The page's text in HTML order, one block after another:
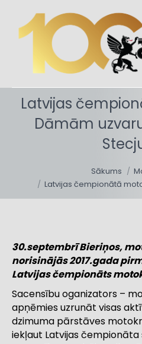
Latvijas
Dāmām
Sākums
Latvijas čempionātā
30.septembrī Bieriņos,
norisinājās 2017.gada
Latvijas čempionāts
Sacensību oganizators –
apņēmies uzrunāt visas
dzimuma pārstāves
iekļaut Latvijas